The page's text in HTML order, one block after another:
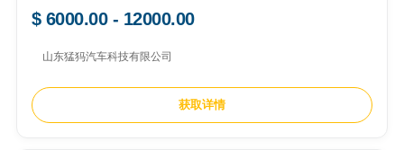
$ 6000.00 - 12000.00
山东猛犸汽车科技有限公司
获取详情